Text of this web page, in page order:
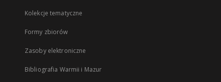
Kolekcje tematyczne
Formy zbiorów
Zasoby elektroniczne
Bibliografia Warmii i Mazur